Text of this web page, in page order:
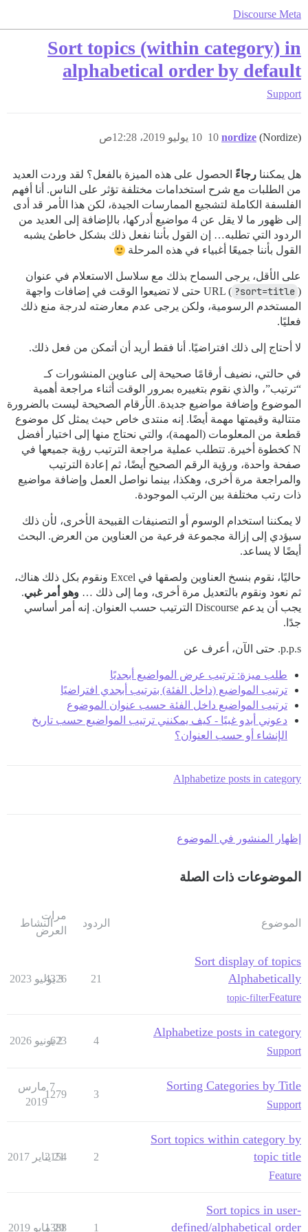
Discourse Meta
Sort topics (within category) in
alphabetical order by default
Support
nordize (Nordize) 10 يوليو 2019، 12:28ص 10
هل يمكننا رجاءً الحصول على هذه الميزة بالفعل؟ لقد وردت العديد
من الطلبات مع شرح استخدامات مختلفة تؤثر على الناس. أنا أفهم
الفلسفة الكاملة لتشجيع الممارسات الجيدة، لكن هذا الأمر قد أدى
إلى ظهور ما لا يقل عن 4 مواضيع أدركها، بالإضافة إلى العديد من
الردود التي تطلبه… إن القول بأننا نفعل ذلك بشكل خاطئ يشبه
القول بأننا جميعًا أغبياء في هذه المرحلة
على الأقل، يرجى السماح بذلك مع سلاسل الاستعلام في عنوان
URL ( ?sort=title
) حتى لا تضيعوا الوقت في إضافات واجهة
المستخدم الرسومية، ولكن يرجى عدم معارضته لدرجة منع ذلك
فعليًا.
لا أحتاج إلى ذلك افتراضيًا. أنا فقط أريد أن أتمكن من فعل ذلك.
في حالتي، نضيف أرقامًا صحيحة إلى عناوين المنشورات كـ
“ترتيب”، والذي نقوم بتغييره بمرور الوقت أثناء مراجعة أهمية
الموضوع وإضافة مواضيع جديدة. الأرقام الصحيحة ليست بالضرورة
متتالية وقيمتها مهمة أيضًا. إنه منتدى خاص حيث يمثل كل موضوع
قطعة من المعلومات (المهمة)، والتي نحتاج منها إلى اختيار أفضل
N كخطوة أخيرة. تتطلب عملية مراجعة الترتيب رؤية جميعها في
صفحة واحدة، ورؤية الرقم الصحيح أيضًا، ثم إعادة الترتيب
والمراجعة مرة أخرى، وهكذا، بينما نواصل العمل وإضافة مواضيع
ذات رتب مختلفة بين الرتب الموجودة.
لا يمكننا استخدام الوسوم أو التصنيفات القبيحة الأخرى، لأن ذلك
سيؤدي إلى إزالة مجموعة فرعية من العناوين من العرض. البحث
أيضًا لا يساعد.
حاليًا، نقوم بنسخ العناوين ولصقها في Excel ونقوم بكل ذلك هناك،
ثم نعود ونقوم بالتعديل مرة أخرى، وما إلى ذلك … وهو أمر غبي.
يجب أن يدعم Discourse الترتيب حسب العنوان. إنه أمر أساسي
جدًا.
p.p.s. حتى الآن، أعرف عن
طلب ميزة: ترتيب عرض المواضيع أبجديًا
ترتيب المواضيع (داخل الفئة) بترتيب أبجدي افتراضيًا
ترتيب المواضيع داخل الفئة حسب عنوان الموضوع
دعوني أبدو غبيًا - كيف يمكنني ترتيب المواضيع حسب تاريخ
الإنشاء أو حسب العنوان؟
Alphabetize posts in category
إظهار المنشور في الموضوع
الموضوعات ذات الصلة
الموضوع الردود
مرات
العرض
النشاط
Sort display of topics
Alphabetically
Feature
topic-filter
21
4326
3 يوليو 2023
Alphabetize posts in category
Support
4
623
2 يونيو 2026
Sorting Categories by Title
Support
3
1279
7 مارس
2019
Sort topics within category by
topic title
Feature
2
2154
21 يناير 2017
Sort topics in user-
defined/alphabetical order
1
1388
20 مايو 2019